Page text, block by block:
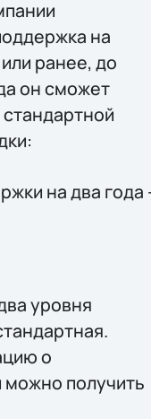
на
ранее, до
он сможет
на два года
уровня
о
получить